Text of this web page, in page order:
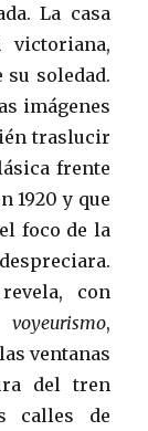
La casa
victoriana,
soledad.
imágenes
traslucir
frente
1920 y que
foco de la
con
voyeurismo,
ventanas
del tren
calles de